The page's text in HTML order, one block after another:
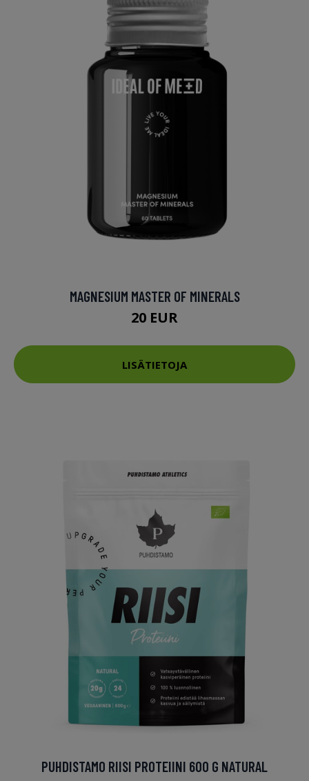
MAGNESIUM MASTER OF MINERALS
20 EUR
LISÄTIETOJA
PUHDISTAMO RIISI PROTEIINI 600 G NATURAL